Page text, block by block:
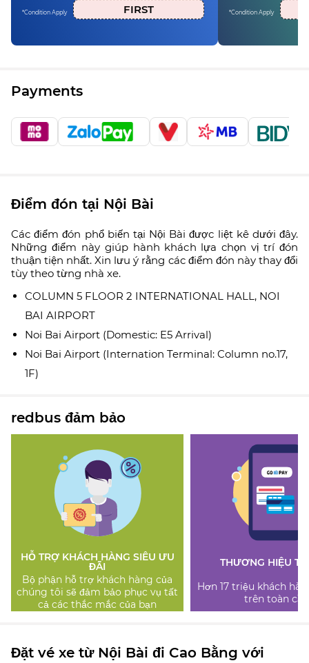
*Condition Apply FIRST *Condition Apply
Payments
Điểm đón tại Nội Bài
Các điểm đón phổ biến tại Nội Bài được liệt kê dưới đây.
Những điểm này giúp hành khách lựa chọn vị trí đón
thuận tiện nhất. Xin lưu ý rằng các điểm đón này thay đổi
tùy theo từng nhà xe.
COLUMN 5 FLOOR 2 INTERNATIONAL HALL, NOI
BAI AIRPORT
Noi Bai Airport (Domestic: E5 Arrival)
Noi Bai Airport (Internation Terminal: Column no.17,
1F)
redbus đảm bảo
HỖ TRỢ KHÁCH HÀNG SIÊU ƯU
ĐÃI
Bộ phận hỗ trợ khách hàng của
chúng tôi sẽ đảm bảo phục vụ tất
cả các thắc mắc của bạn
THƯƠNG HIỆU
Hơn 17 triệu khách
trên toàn cầu
Đặt vé xe từ Nội Bài đi Cao Bằng với